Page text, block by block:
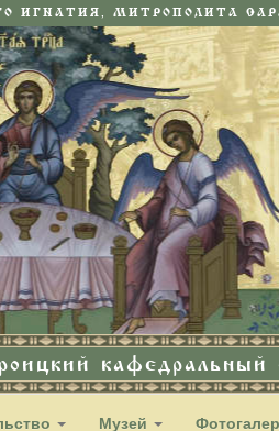
ИГНАТИЯ, МИТРОПОЛИТА
кафедральный
Музей